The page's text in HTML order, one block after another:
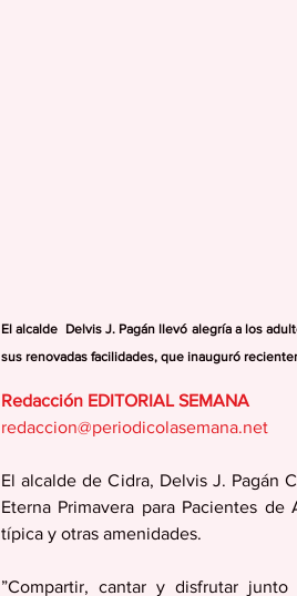
El alcalde  Delvis J. Pagán llevó alegría a los
sus renovadas facilidades, que inauguró
Redacción EDITORIAL SEMANA
redaccion@periodicolasemana.net
El alcalde de Cidra, Delvis J. Pagán
Eterna Primavera para Pacientes
típica y otras amenidades.
”Compartir, cantar y disfrutar